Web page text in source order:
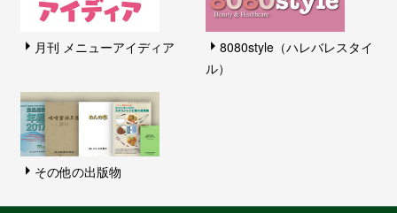
月刊 メニューアイディア
8080style（ハレバレスタイ
ル）
その他の出版物